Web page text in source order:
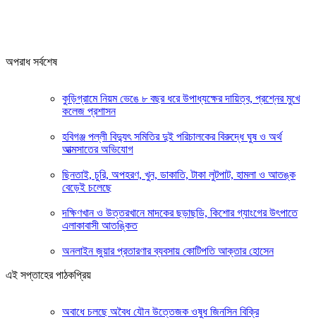
অপরাধ সর্বশেষ
কুড়িগ্রামে নিয়ম ভেঙে ৮ বছর ধরে উপাধ্যক্ষের দায়িত্ব, প্রশ্নের মুখে
কলেজ প্রশাসন
হবিগঞ্জ পল্লী বিদ্যুৎ সমিতির দুই পরিচালকের বিরুদ্ধে ঘুষ ও অর্থ
আত্মসাতের অভিযোগ
ছিনতাই, চুরি, অপহরণ, খুন, ডাকাতি, টাকা লুটপাট, হামলা ও আতঙ্ক
বেড়েই চলেছে
দক্ষিণখান ও উত্তরখানে মাদকের ছড়াছডি, কিশোর গ্যাংগের উৎপাতে
এলাকাবাসী আতঙ্কিত
অনলাইন জুয়ার প্রতারণার ব্যবসায় কোটিপতি আক্তার হোসেন
এই সপ্তাহের পাঠকপ্রিয়
অবাধে চলছে অবৈধ যৌন উত্তেজক ওষুধ জিনসিন বিক্রি